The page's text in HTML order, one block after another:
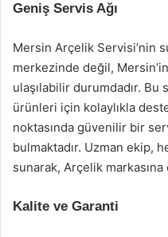
Geniş Servis Ağı
Mersin Arçelik Servisi’nin
merkezinde değil,
ulaşılabilir durumdadır. Bu
ürünleri için kolaylıkla
noktasında güvenilir bir
bulmaktadır. Uzman ekip,
sunarak, Arçelik
Kalite ve Garanti